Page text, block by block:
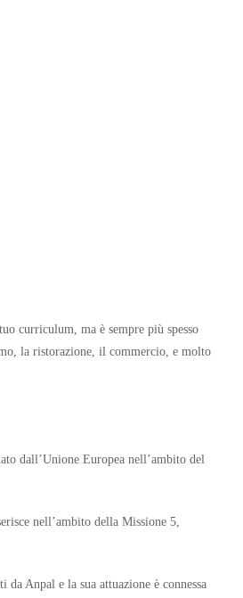
curriculum, ma è sempre più spesso
la ristorazione, il commercio, e molto
dall’Unione Europea nell’ambito del
nell’ambito della Missione 5,
Anpal e la sua attuazione è connessa